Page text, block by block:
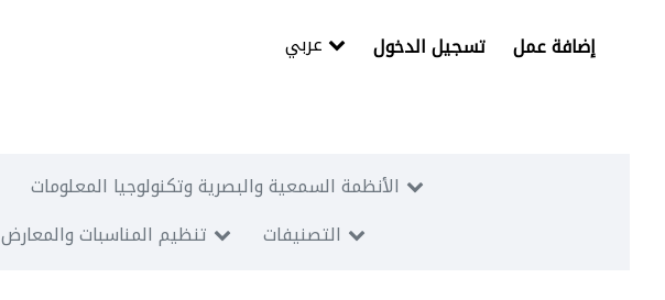
تسجيل الدخول إضافة عمل
الأنظمة السمعية والبصرية وتكنولوجيا المعلومات
تنظيم المناسبات والمعارض التصنيفات